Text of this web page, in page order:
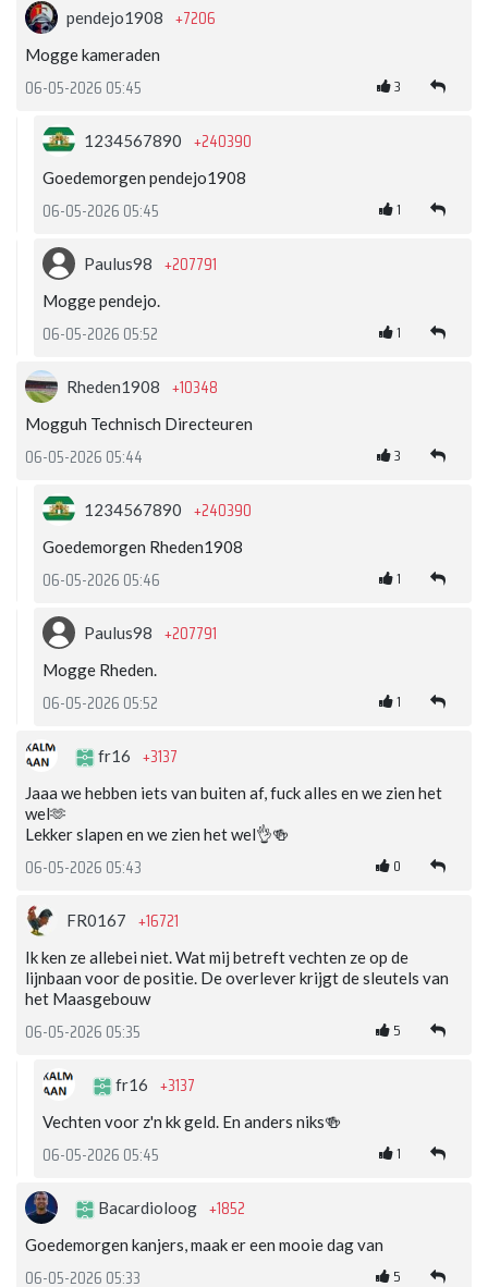
pendejo1908 +7206
Mogge kameraden
06-05-2026 05:45 3
1234567890 +240390
Goedemorgen pendejo1908
06-05-2026 05:45 1
Paulus98 +207791
Mogge pendejo.
06-05-2026 05:52 1
Rheden1908 +10348
Mogguh Technisch Directeuren
06-05-2026 05:44 3
1234567890 +240390
Goedemorgen Rheden1908
06-05-2026 05:46 1
Paulus98 +207791
Mogge Rheden.
06-05-2026 05:52 1
fr16 +3137
Jaaa we hebben iets van buiten af, fuck alles en we zien het
wel🫶
Lekker slapen en we zien het wel👌🍻
06-05-2026 05:43 0
FR0167 +16721
Ik ken ze allebei niet. Wat mij betreft vechten ze op de
lijnbaan voor de positie. De overlever krijgt de sleutels van
het Maasgebouw
06-05-2026 05:35 5
fr16 +3137
Vechten voor z'n kk geld. En anders niks🍻
06-05-2026 05:45 1
Bacardioloog +1852
Goedemorgen kanjers, maak er een mooie dag van
06-05-2026 05:33 5